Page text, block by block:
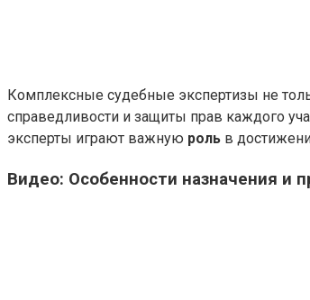
Комплексные судебные экспертизы не
справедливости и защиты прав каждого
эксперты играют важную роль в
Видео: Особенности назначения и